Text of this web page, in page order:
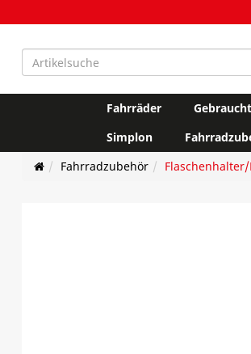
Fahrräder
Simplon
Fahrradzubehör
Flaschenhalter/